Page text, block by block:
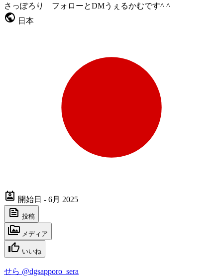
さっぽろり フォローとDMうぇるかむです^ ^
日本
開始日 - 6月 2025
投稿
メディア
いいね
せら @dgsapporo_sera